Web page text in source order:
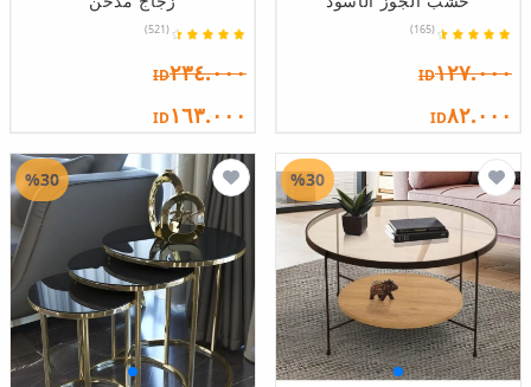
(165)
ID١٢٧.٠٠٠
ID٨٢.٠٠٠
(521)
ID٢٣٤.٠٠٠
ID١٦٣.٠٠٠
%30
%30